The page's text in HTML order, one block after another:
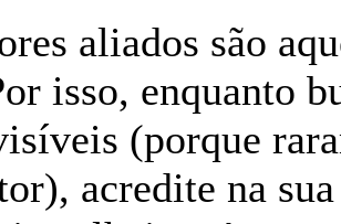
aliados são
isso, enquanto
(porque
acredite na